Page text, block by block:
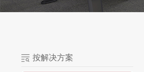
按解决方案